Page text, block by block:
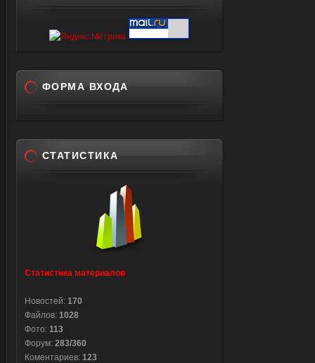
ФОРМА ВХОДА
СТАТИСТИКА
Статистика материалов
Новостей: 170
Файлов: 1028
Фото: 113
Форум: 283/360
Коментариев: 123